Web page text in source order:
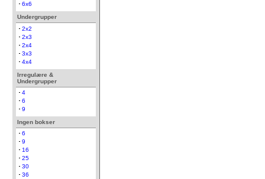
6x6
Undergrupper
2x2
2x3
2x4
3x3
4x4
Irregulære &
Undergrupper
4
6
9
Ingen bokser
6
9
16
25
30
36